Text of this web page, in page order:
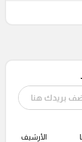
الأرشيف